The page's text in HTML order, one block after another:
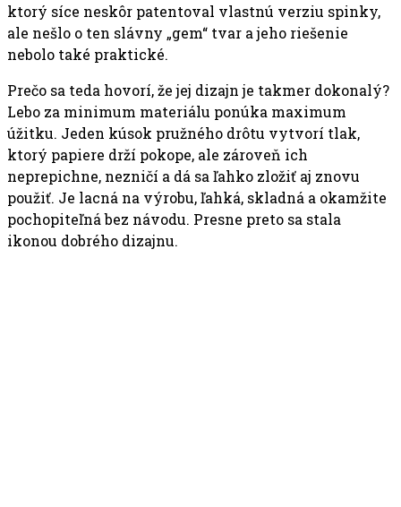
ktorý síce neskôr patentoval vlastnú verziu spinky,
ale nešlo o ten slávny „gem“ tvar a jeho riešenie
nebolo také praktické.
Prečo sa teda hovorí, že jej dizajn je takmer dokonalý?
Lebo za minimum materiálu ponúka maximum
úžitku. Jeden kúsok pružného drôtu vytvorí tlak,
ktorý papiere drží pokope, ale zároveň ich
neprepichne, nezničí a dá sa ľahko zložiť aj znovu
použiť. Je lacná na výrobu, ľahká, skladná a okamžite
pochopiteľná bez návodu. Presne preto sa stala
ikonou dobrého dizajnu.